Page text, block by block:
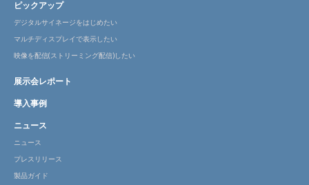
ピックアップ
デジタルサイネージをはじめたい
マルチディスプレイで表示したい
映像を配信(ストリーミング配信)したい
展示会レポート
導入事例
ニュース
ニュース
プレスリリース
製品ガイド